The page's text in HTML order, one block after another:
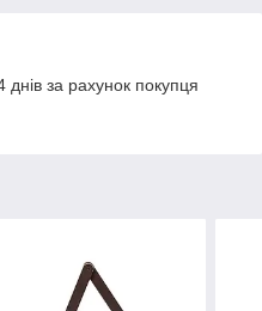
за рахунок покупця